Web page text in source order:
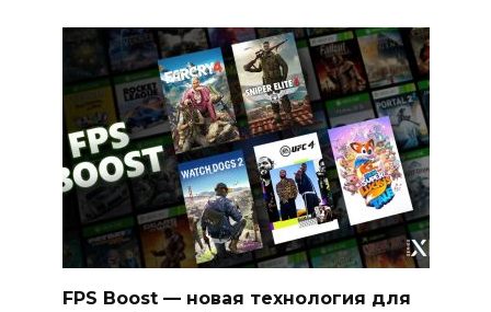
FPS Boost — новая технология для